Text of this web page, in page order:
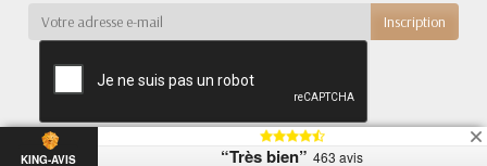
*}
KING-AVIS “Très bien” 463 avis